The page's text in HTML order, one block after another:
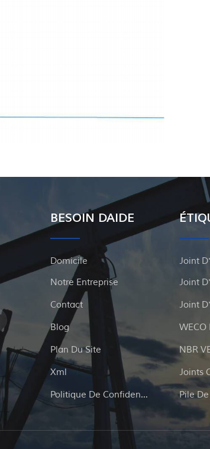
BESOIN DAIDE
Domicile
Notre Entreprise
Contact
Blog
Plan Du Site
Xml
Politique De Confidentialité
NBR
Joints
Pile